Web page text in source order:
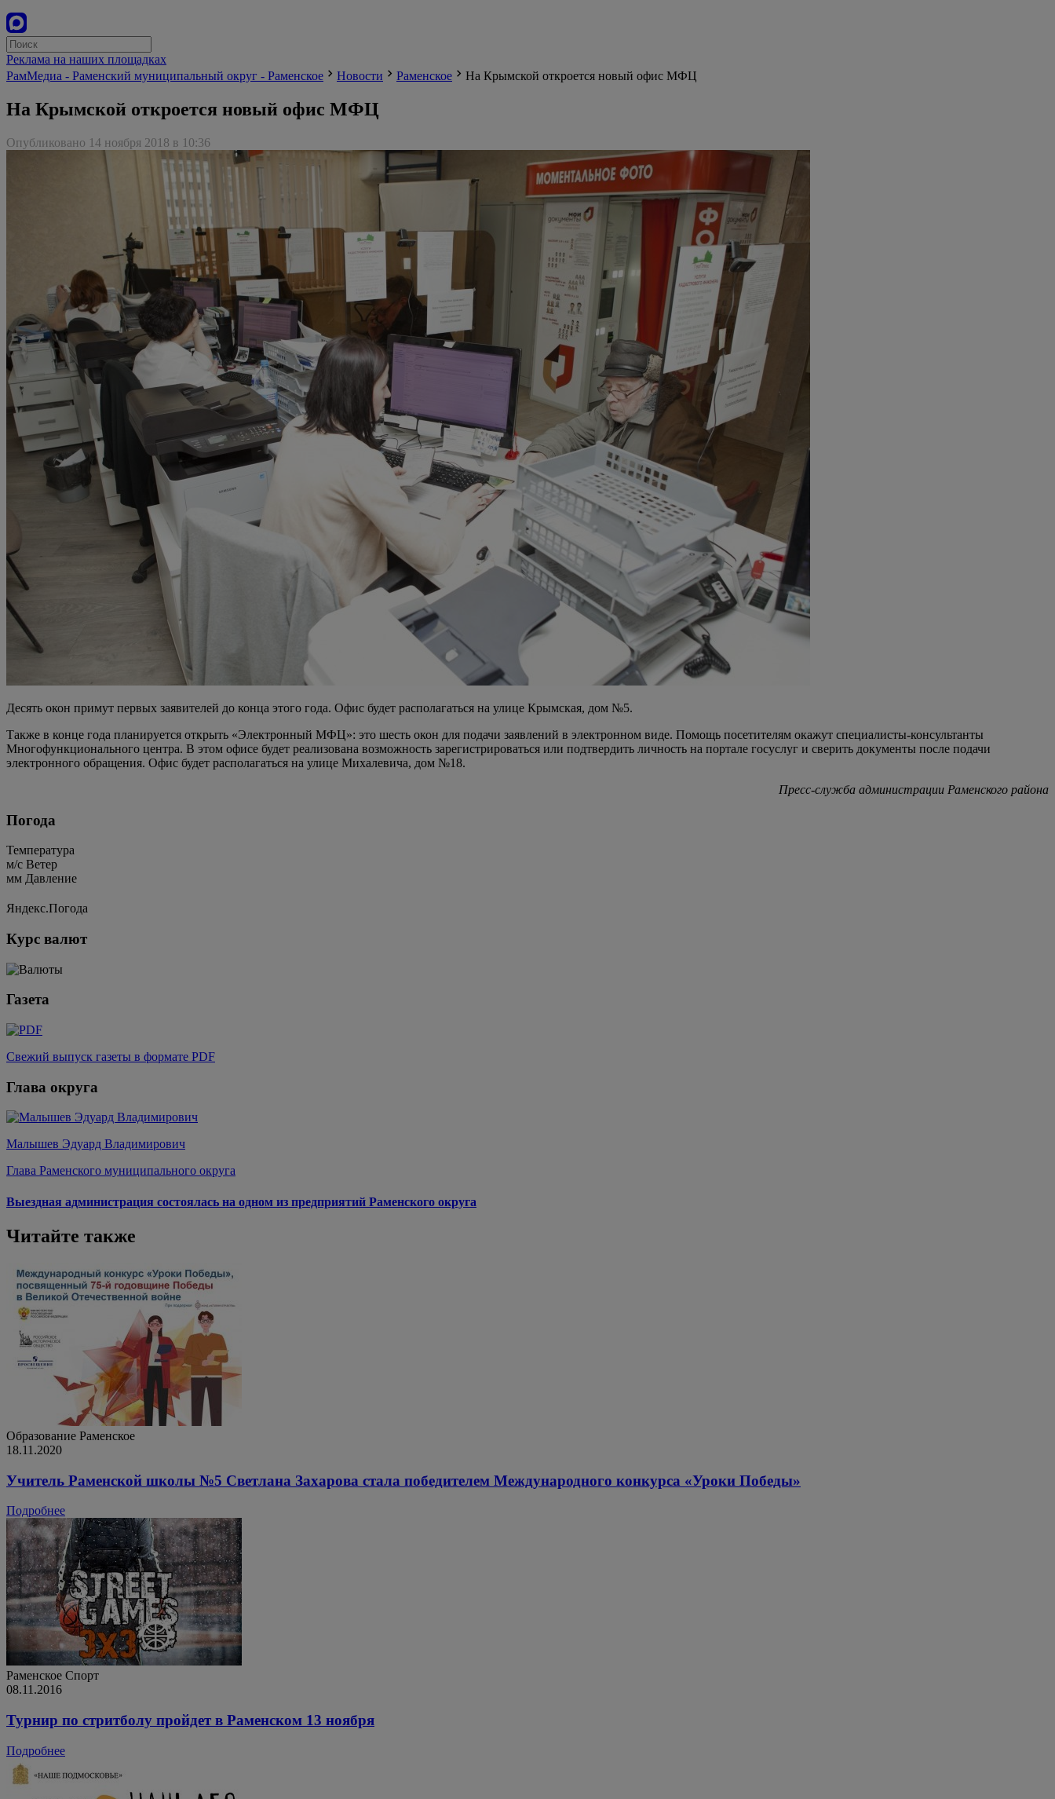
Реклама на наших площадках
РамМедиа - Раменский муниципальный округ - Раменское
Новости Раменское На Крымской откроется новый офис МФЦ
На Крымской откроется новый офис МФЦ
Опубликовано 14 ноября 2018 в 10:36
Десять окон примут первых заявителей до конца этого года. Офис будет располагаться на улице Крымская, дом №5.
Также в конце года планируется открыть «Электронный МФЦ»: это шесть окон для подачи заявлений в электронном виде. Помощь посетителям окажут специалисты-консультанты
Многофункционального центра. В этом офисе будет реализована возможность зарегистрироваться или подтвердить личность на портале госуслуг и сверить документы после подачи
электронного обращения. Офис будет располагаться на улице Михалевича, дом №18.
Пресс-служба администрации Раменского района
Погода
Температура
м/c Ветер
мм Давление
Яндекс.Погода
Курс валют
Газета
Свежий выпуск газеты в формате PDF
Глава округа
Малышев Эдуард Владимирович
Глава Раменского муниципального округа
Выездная администрация состоялась на одном из предприятий Раменского округа
Читайте также
Образование Раменское
18.11.2020
Учитель Раменской школы №5 Светлана Захарова стала победителем Международного конкурса «Уроки Победы»
Подробнее
Раменское Спорт
08.11.2016
Турнир по стритболу пройдет в Раменском 13 ноября
Подробнее